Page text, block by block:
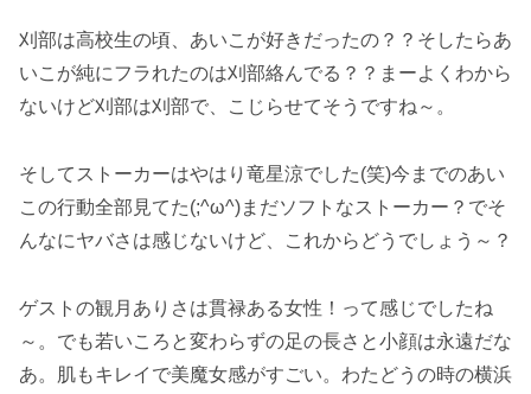
刈部は高校生の頃、あいこが好きだったの？？そしたらあ
いこが純にフラれたのは刈部絡んでる？？まーよくわから
ないけど刈部は刈部で、こじらせてそうですね～。
そしてストーカーはやはり竜星涼でした(笑)今までのあい
この行動全部見てた(;^ω^)まだソフトなストーカー？でそ
んなにヤバさは感じないけど、これからどうでしょう～？
ゲストの観月ありさは貫禄ある女性！って感じでしたね
～。でも若いころと変わらずの足の長さと小顔は永遠だな
あ。肌もキレイで美魔女感がすごい。わたどうの時の横浜